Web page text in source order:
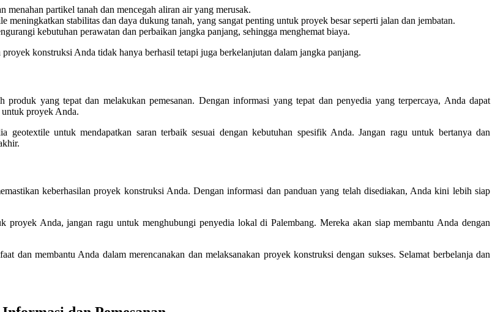
menahan partikel tanah dan mencegah aliran air yang merusak.
meningkatkan stabilitas dan daya dukung tanah, yang sangat penting untuk proyek besar seperti jalan dan jembatan.
kebutuhan perawatan dan perbaikan jangka panjang, sehingga menghemat biaya.
konstruksi Anda tidak hanya berhasil tetapi juga berkelanjutan dalam jangka panjang.
produk yang tepat dan melakukan pemesanan. Dengan informasi yang tepat dan penyedia yang terpercaya, Anda dapat
proyek Anda.
geotextile untuk mendapatkan saran terbaik sesuai dengan kebutuhan spesifik Anda. Jangan ragu untuk bertanya dan
keberhasilan proyek konstruksi Anda. Dengan informasi dan panduan yang telah disediakan, Anda kini lebih siap
Anda, jangan ragu untuk menghubungi penyedia lokal di Palembang. Mereka akan siap membantu Anda dengan
dan membantu Anda dalam merencanakan dan melaksanakan proyek konstruksi dengan sukses. Selamat berbelanja dan